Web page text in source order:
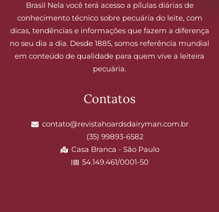
Brasil Nela você terá acesso a pílulas diárias de
conhecimento técnico sobre pecuária do leite, com
dicas, tendências e informações que fazem a diferença
no seu dia a dia. Desde 1885, somos referência mundial
em conteúdo de qualidade para quem vive a leiteira
pecuária.
Contatos
contato@revistahoardsdairyman.com.br
(35) 99893-6582
Casa Branca - São Paulo
54.149.461/0001-50